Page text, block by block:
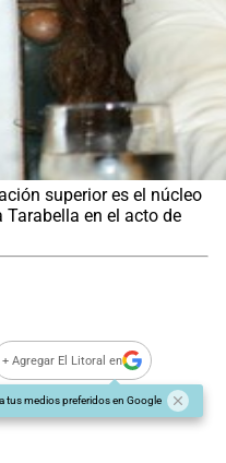
superior es el núcleo
en el acto de
+ Agregar El Litoral en
tus medios preferidos en Google